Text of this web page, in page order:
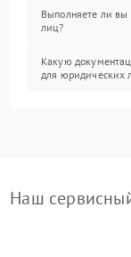
Выполняете ли
лиц?
Какую
для юридических
Наш